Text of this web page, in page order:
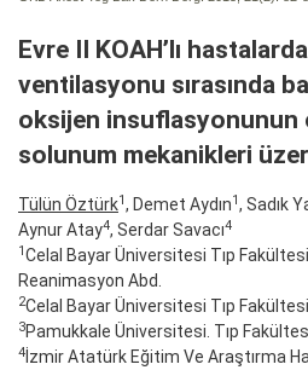
Evre II KOAH’lı
ventilasyonu sırasında
oksijen insuflasyonunun
solunum mekanikleri
Tülün Öztürk1, Demet Aydın1, Sadık
Aynur Atay4, Serdar Savacı4
1Celal Bayar Üniversitesi Tıp
Reanimasyon Abd.
2Celal Bayar Üniversitesi Tıp
3Pamukkale Üniversitesi. Tıp
4 İzmir Atatürk Eğitim Ve Araştırma